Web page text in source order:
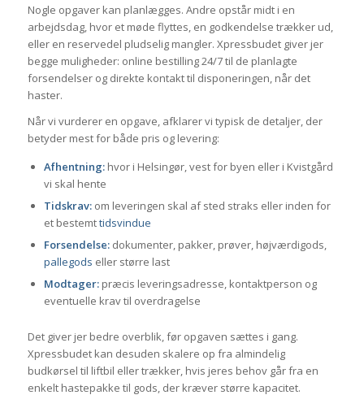
Nogle opgaver kan planlægges. Andre opstår midt i en
arbejdsdag, hvor et møde flyttes, en godkendelse trækker ud,
eller en reservedel pludselig mangler. Xpressbudet giver jer
begge muligheder: online bestilling 24/7 til de planlagte
forsendelser og direkte kontakt til disponeringen, når det
haster.
Når vi vurderer en opgave, afklarer vi typisk de detaljer, der
betyder mest for både pris og levering:
Afhentning:hvor i Helsingør, vest for byen eller i Kvistgård
vi skal hente
Tidskrav:om leveringen skal af sted straks eller inden for
et bestemttidsvindue
Forsendelse:dokumenter, pakker, prøver, højværdigods,
pallegods eller større last
Modtager:præcis leveringsadresse, kontaktperson og
eventuelle krav til overdragelse
Det giver jer bedre overblik, før opgaven sættes i gang.
Xpressbudet kan desuden skalere op fra almindelig
budkørsel til liftbil eller trækker, hvis jeres behov går fra en
enkelt hastepakke til gods, der kræver større kapacitet.